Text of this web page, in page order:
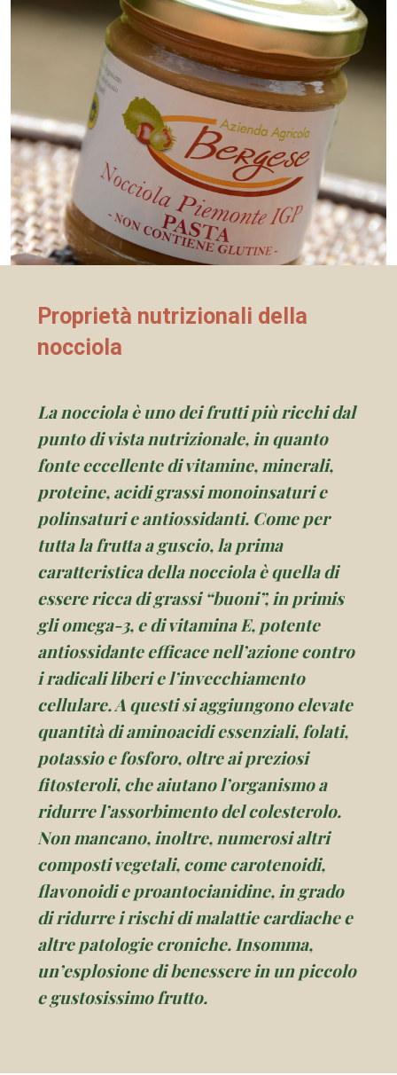
Proprietà nutrizionali della
nocciola
La nocciola è uno dei frutti più ricchi dal
punto di vista nutrizionale, in quanto
fonte eccellente di vitamine, minerali,
proteine, acidi grassi monoinsaturi e
polinsaturi e antiossidanti. Come per
tutta la frutta a guscio, la prima
caratteristica della nocciola è quella di
essere ricca di grassi “buoni”, in primis
gli omega-3, e di vitamina E, potente
antiossidante efficace nell’azione contro
i radicali liberi e l’invecchiamento
cellulare. A questi si aggiungono elevate
quantità di aminoacidi essenziali, folati,
potassio e fosforo, oltre ai preziosi
fitosteroli, che aiutano l’organismo a
ridurre l’assorbimento del colesterolo.
Non mancano, inoltre, numerosi altri
composti vegetali, come carotenoidi,
flavonoidi e proantocianidine, in grado
di ridurre i rischi di malattie cardiache e
altre patologie croniche. Insomma,
un’esplosione di benessere in un piccolo
e gustosissimo frutto.